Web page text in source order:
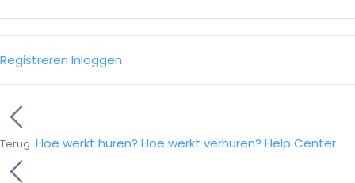
Registreren Inloggen
Terug Hoe werkt huren? Hoe werkt verhuren? Help Center